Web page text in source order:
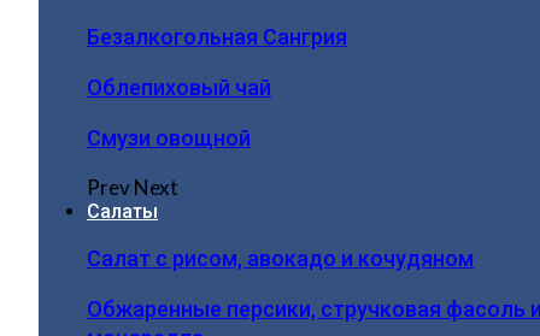
Безалкогольная Сангрия
Облепиховый чай
Смузи овощной
PrevNext
Салаты
Салат с рисом, авокадо и кочудяном
Обжаренные персики, стручковая фасоль